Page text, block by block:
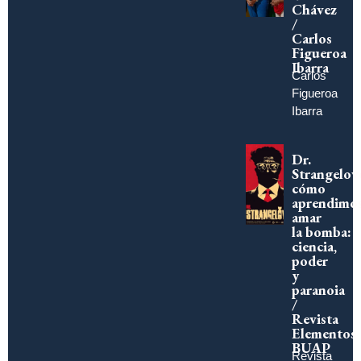
Chávez
/
Carlos
Figueroa
Ibarra
Carlos
Figueroa
Ibarra
Dr.
cómo
amar
la bomba:
ciencia,
poder
y
paranoia
/
Revista
Elementos
BUAP
Revista